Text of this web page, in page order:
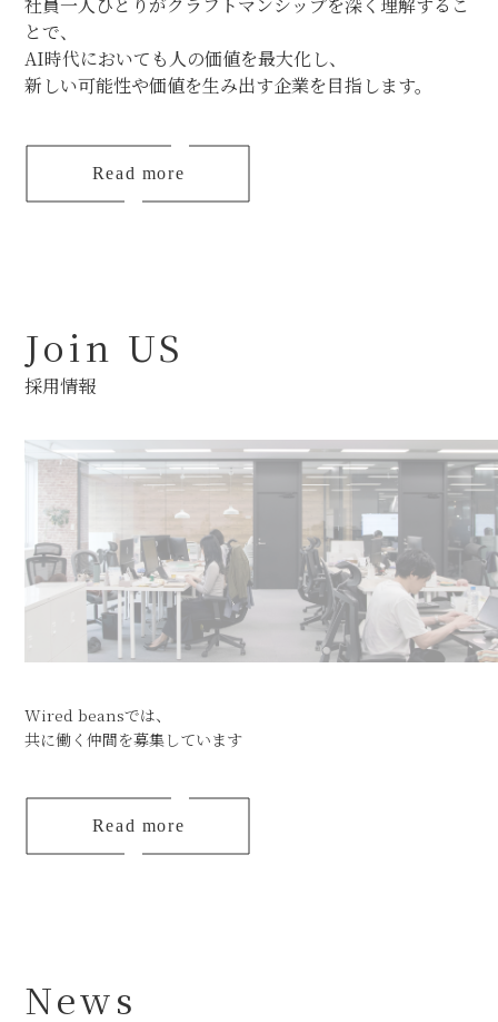
とで、
AI時代においても人の価値を最大化し、
新しい可能性や価値を生み出す企業を目指します。
Read more
Join US
採用情報
Wired beansでは、
共に働く仲間を募集しています
Read more
News